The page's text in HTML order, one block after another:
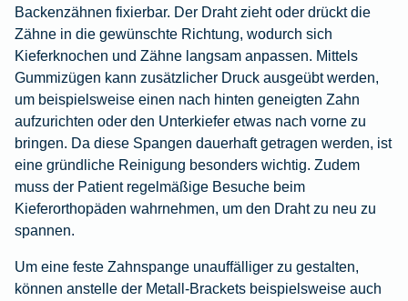
Backenzähnen fixierbar. Der Draht zieht oder drückt die
Zähne in die gewünschte Richtung, wodurch sich
Kieferknochen und Zähne langsam anpassen. Mittels
Gummizügen kann zusätzlicher Druck ausgeübt werden,
um beispielsweise einen nach hinten geneigten Zahn
aufzurichten oder den Unterkiefer etwas nach vorne zu
bringen. Da diese Spangen dauerhaft getragen werden, ist
eine gründliche Reinigung besonders wichtig. Zudem
muss der Patient regelmäßige Besuche beim
Kieferorthopäden wahrnehmen, um den Draht zu neu zu
spannen.
Um eine feste Zahnspange unauffälliger zu gestalten,
können anstelle der Metall-Brackets beispielsweise auch